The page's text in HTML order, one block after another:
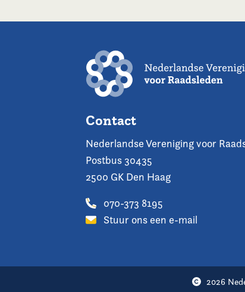
Contact
Nederlandse Vereniging voor
Postbus 30435
2500 GK Den Haag
070-373 8195
Stuur ons een e-mail
2026